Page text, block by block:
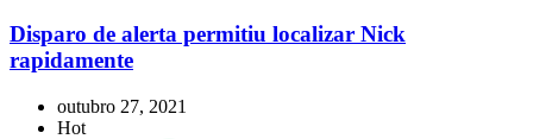
Disparo de alerta permitiu localizar Nick
rapidamente
outubro 27, 2021
Hot